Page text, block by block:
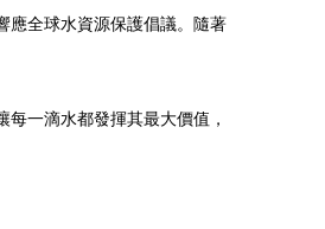
應全球水資源保護倡議。隨著
一滴水都發揮其最大價值，